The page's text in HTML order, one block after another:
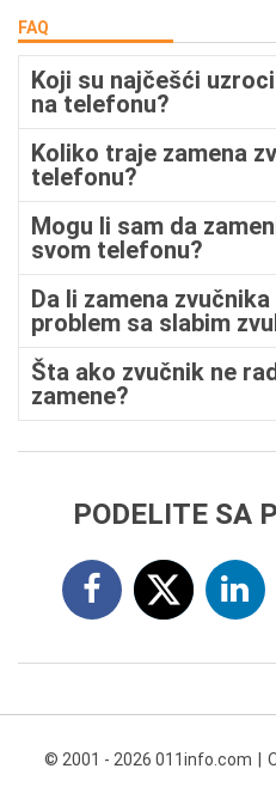
FAQ
Koji su najčešći
na telefonu?
Koliko traje zamena
telefonu?
Mogu li sam da
svom telefonu?
Da li zamena
problem sa slabim
Šta ako zvučnik ne
zamene?
PODELITE SA
© 2001 - 2026 011info.com